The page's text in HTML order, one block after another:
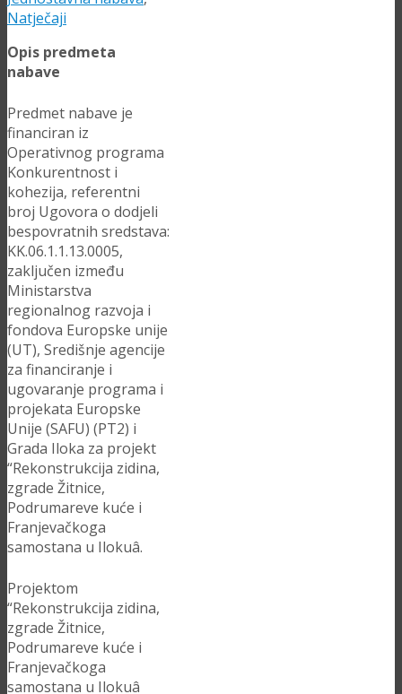
Natječaji
Opis predmeta
nabave
Predmet nabave je
financiran iz
Operativnog programa
Konkurentnost i
kohezija, referentni
broj Ugovora o dodjeli
bespovratnih sredstava:
KK.06.1.1.13.0005,
zaključen između
Ministarstva
regionalnog razvoja i
fondova Europske unije
(UT), Središnje agencije
za financiranje i
ugovaranje programa i
projekata Europske
Unije (SAFU) (PT2) i
Grada Iloka za projekt
“Rekonstrukcija zidina,
zgrade Žitnice,
Podrumareve kuće i
Franjevačkoga
samostana u Ilokuâ.
Projektom
“Rekonstrukcija zidina,
zgrade Žitnice,
Podrumareve kuće i
Franjevačkoga
samostana u Ilokuâ